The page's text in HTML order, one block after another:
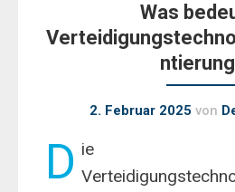
Was
2. Februar 2025 von
D ie